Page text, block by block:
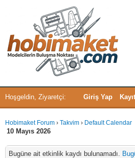
Hoşgeldin, Ziyaretçi: Giriş Yap
Hobimaket Forum › Takvim › Default Calendar
10 Mayıs 2026
Bugüne ait etkinlik kaydı bulunamadı.